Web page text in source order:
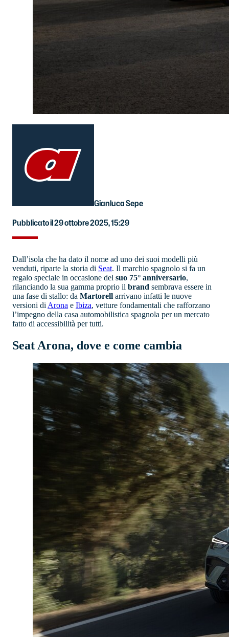
Gianluca Sepe
Pubblicato il 29 ottobre 2025, 15:29
Dall’isola che ha dato il nome ad uno dei suoi modelli più
venduti, riparte la storia di Seat. Il marchio spagnolo si fa un
regalo speciale in occasione del suo 75° anniversario,
rilanciando la sua gamma proprio il brand sembrava essere in
una fase di stallo: da Martorell arrivano infatti le nuove
versioni di Arona e Ibiza, vetture fondamentali che rafforzano
l’impegno della casa automobilistica spagnola per un mercato
fatto di accessibilità per tutti.
Seat Arona, dove e come cambia